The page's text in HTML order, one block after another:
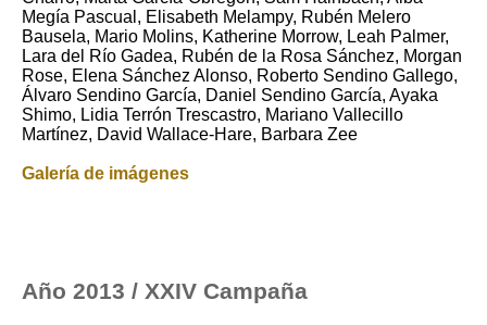
Megía Pascual, Elisabeth Melampy, Rubén Melero
Bausela, Mario Molins, Katherine Morrow, Leah Palmer,
Lara del Río Gadea, Rubén de la Rosa Sánchez, Morgan
Rose, Elena Sánchez Alonso, Roberto Sendino Gallego,
Álvaro Sendino García, Daniel Sendino García, Ayaka
Shimo, Lidia Terrón Trescastro, Mariano Vallecillo
Martínez, David Wallace-Hare, Barbara Zee
Galería de imágenes
Año 2013 / XXIV Campaña